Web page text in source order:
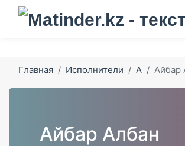
Главная Исполнители А Айбар
Айбар Албан